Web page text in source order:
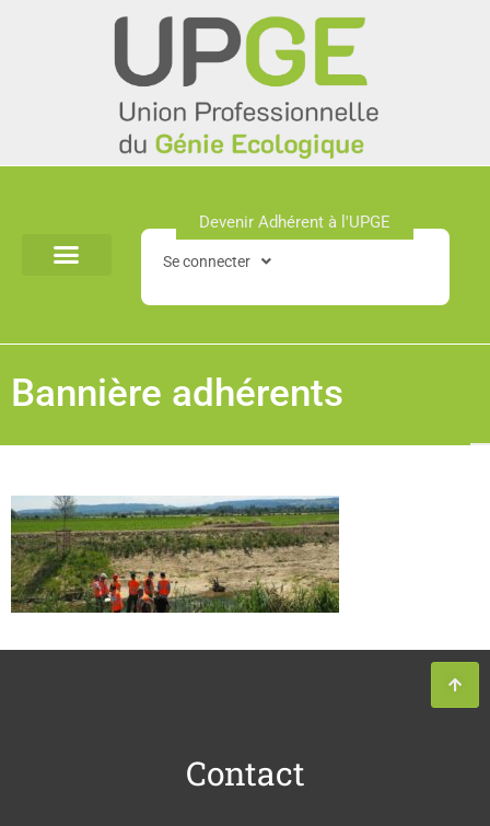
Devenir Adhérent à l'UPGE​
Se connecter
Bannière adhérents
Contact